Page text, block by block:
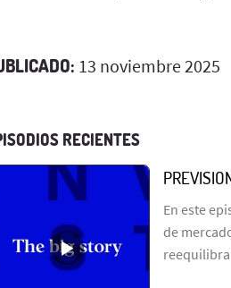
13 noviembre 2025
RECIENTES
En este
de